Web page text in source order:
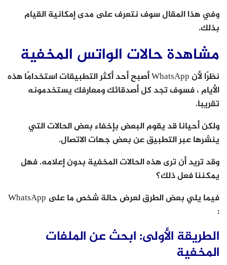
وفي هذا المقال سوف نتعرف على مدى إمكانية القيام
بذلك.
مشاهدة حالات الواتس المخفية
نظرًا لأن WhatsApp أصبح أحد أكثر التطبيقات استخدامًا هذه
الأيام ، فسوف تجد كل أصدقائك ومعارفك يستخدمونه
تقريبا.
ولكن أحيانا قد يقوم البعض بإخفاء بعض الحالات التي
ينشرها عبر التطبيق عن بعض جهات الاتصال.
وقد تريد أن ترى هذه الحالات المخفية بدون إعلامه. فهل
يمكننا فعل ذلك؟
فيما يلي بعض الطرق لعرض حالة شخص ما على WhatsApp
:
الطريقة الأولى: ابحث عن الملفات
المخفية